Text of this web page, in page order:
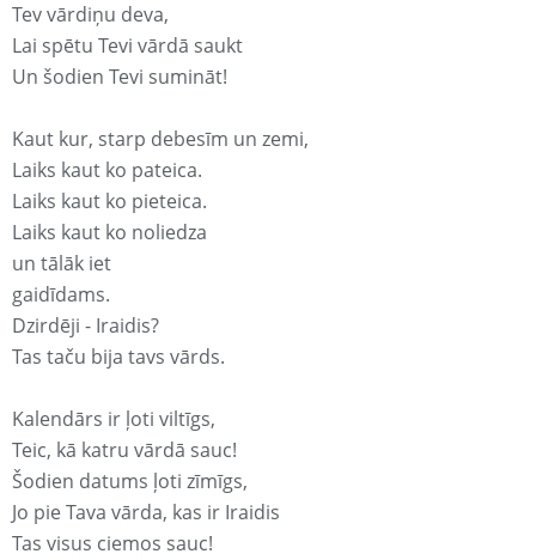
Tev vārdiņu deva,
Lai spētu Tevi vārdā saukt
Un šodien Tevi sumināt!
Kaut kur, starp debesīm un zemi,
Laiks kaut ko pateica.
Laiks kaut ko pieteica.
Laiks kaut ko noliedza
un tālāk iet
gaidīdams.
Dzirdēji - Iraidis?
Tas taču bija tavs vārds.
Kalendārs ir ļoti viltīgs,
Teic, kā katru vārdā sauc!
Šodien datums ļoti zīmīgs,
Jo pie Tava vārda, kas ir Iraidis
Tas visus ciemos sauc!